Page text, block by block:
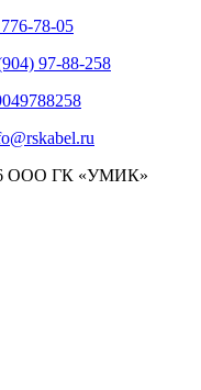
78-05
97-88-258
ООО ГК «УМИК»